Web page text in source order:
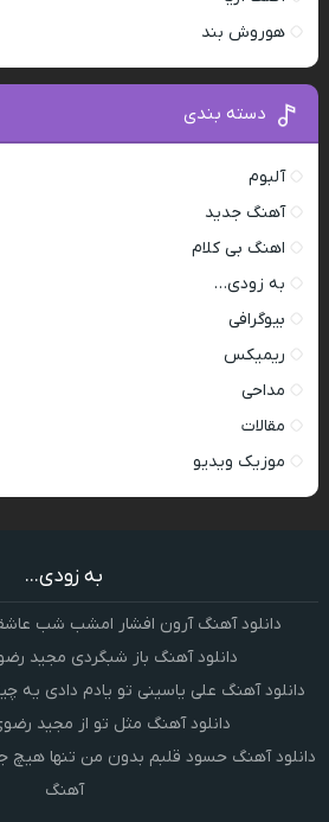
هوروش بند
دسته بندی
آلبوم
آهنگ جدید
اهنگ بی کلام
به زودی…
بیوگرافی
ریمیکس
مداحی
مقالات
موزیک ویدیو
به زودی...
دانلود آهنگ آرون افشار امشب شب
دانلود آهنگ باز شبگردی مجید
دانلود آهنگ علی یاسینی تو یادم دادی یه
دانلود آهنگ مثل تو از مجید
دانلود آهنگ حسود قلبم بدون من تنها هیچ
آهنگ